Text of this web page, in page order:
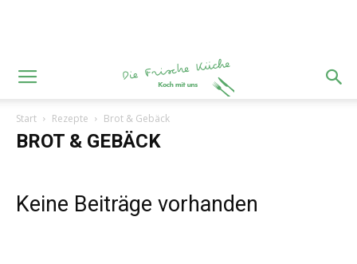
Start Rezepte Brot & Gebäck
BROT & GEBÄCK
Keine Beiträge vorhanden